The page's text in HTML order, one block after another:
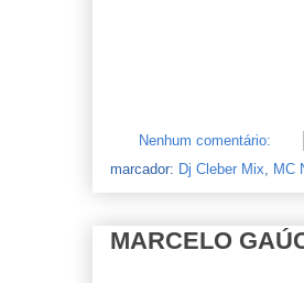
Nenhum comentário:
marcador: Dj Cleber Mix, MC
MARCELO